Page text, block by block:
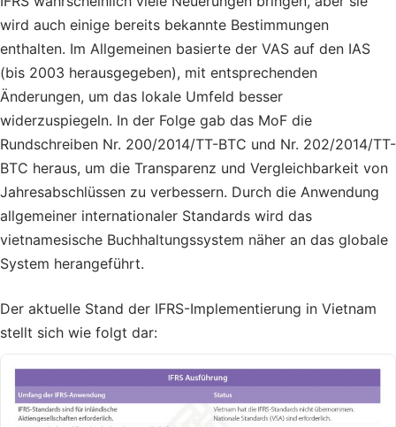
wird auch einige bereits bekannte Bestimmungen
enthalten. Im Allgemeinen basierte der VAS auf den IAS
(bis 2003 herausgegeben), mit entsprechenden
Änderungen, um das lokale Umfeld besser
widerzuspiegeln. In der Folge gab das MoF die
Rundschreiben Nr. 200/2014/TT-BTC und Nr. 202/2014/TT-
BTC heraus, um die Transparenz und Vergleichbarkeit von
Jahresabschlüssen zu verbessern. Durch die Anwendung
allgemeiner internationaler Standards wird das
vietnamesische Buchhaltungssystem näher an das globale
System herangeführt.
Der aktuelle Stand der IFRS-Implementierung in Vietnam
stellt sich wie folgt dar: